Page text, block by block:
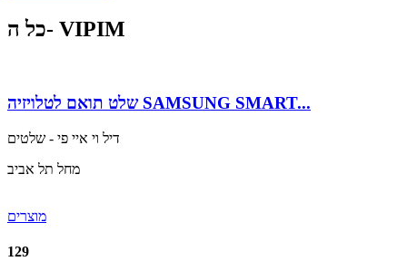
כל ה- VIPIM
שלט תואם לטלויזיה SAMSUNG SMART...
דיל וי איי פי - שלטים
מחל תל אביב
מוצרים
129